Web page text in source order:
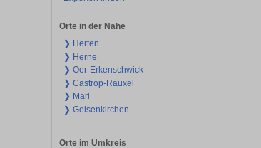
Orte in der Nähe
❯ Herten
❯ Herne
❯ Oer-Erkenschwick
❯ Castrop-Rauxel
❯ Marl
❯ Gelsenkirchen
Orte im Umkreis